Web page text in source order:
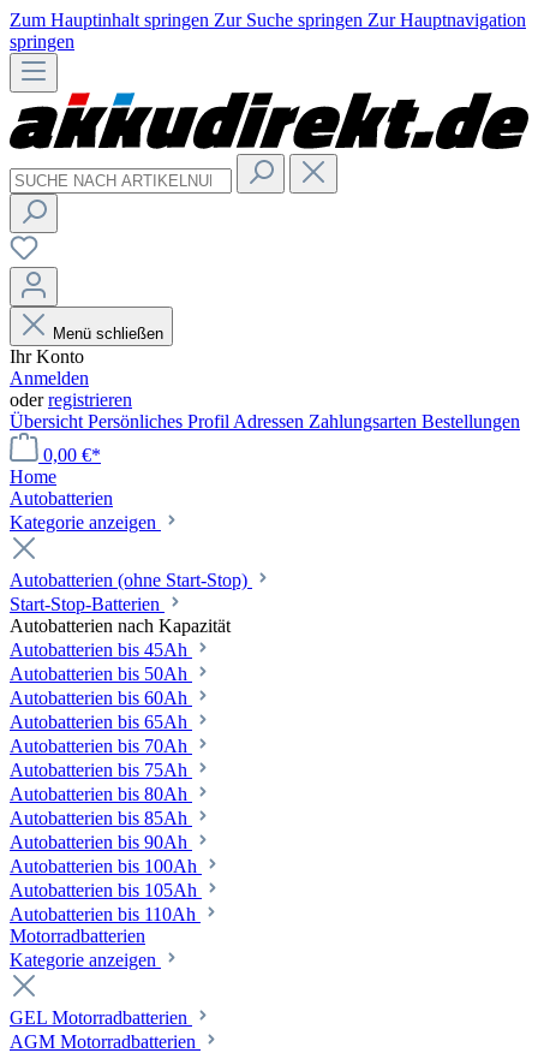
Zum Hauptinhalt springen Zur Suche springen Zur Hauptnavigation
springen
Menü schließen
Ihr Konto
Anmelden
oderregistrieren
Übersicht Persönliches Profil Adressen Zahlungsarten Bestellungen
0,00 €*
Home
Autobatterien
Kategorie anzeigen
Autobatterien (ohne Start-Stop)
Start-Stop-Batterien
Autobatterien nach Kapazität
Autobatterien bis 45Ah
Autobatterien bis 50Ah
Autobatterien bis 60Ah
Autobatterien bis 65Ah
Autobatterien bis 70Ah
Autobatterien bis 75Ah
Autobatterien bis 80Ah
Autobatterien bis 85Ah
Autobatterien bis 90Ah
Autobatterien bis 100Ah
Autobatterien bis 105Ah
Autobatterien bis 110Ah
Motorradbatterien
Kategorie anzeigen
GEL Motorradbatterien
AGM Motorradbatterien